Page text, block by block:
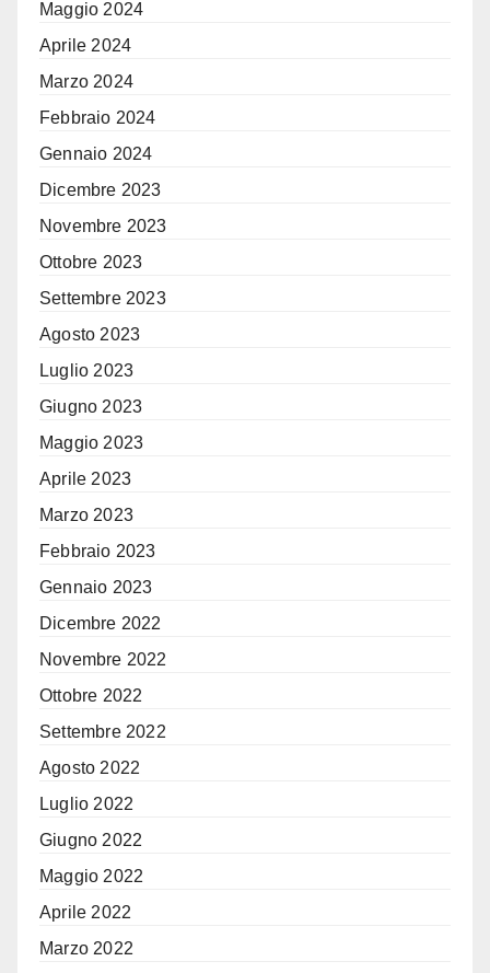
Maggio 2024
Aprile 2024
Marzo 2024
Febbraio 2024
Gennaio 2024
Dicembre 2023
Novembre 2023
Ottobre 2023
Settembre 2023
Agosto 2023
Luglio 2023
Giugno 2023
Maggio 2023
Aprile 2023
Marzo 2023
Febbraio 2023
Gennaio 2023
Dicembre 2022
Novembre 2022
Ottobre 2022
Settembre 2022
Agosto 2022
Luglio 2022
Giugno 2022
Maggio 2022
Aprile 2022
Marzo 2022